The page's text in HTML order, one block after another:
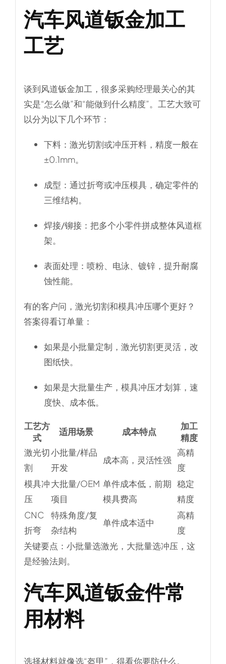
汽车风道钣金加工
工艺
谈到风道钣金加工，很多采购经理最关心的其
实是“怎么做”和“能做到什么精度”。工艺大致可
以分为以下几个环节：
下料：激光切割或冲压开料，精度一般在
±0.1mm。
成型 ：通过折弯或冲压模具，确定零件的
三维结构。
焊接/铆接：把多个小零件拼成整体风道框
架。
表面处理 ：喷粉、电泳、镀锌，提升耐腐
蚀性能。
有的客户问，激光切割和模具冲压哪个更好？
答案得看订单量：
如果是小批量定制，激光切割更灵活，改
图纸快。
如果是大批量生产，模具冲压才划算，速
度快、成本低。
工艺方
式
适用场景 成本特点
加工
精度
激光切
割
小批量/样品
开发
成本高，灵活性强
高精
度
模具冲
压
大批量/OEM
项目
单件成本低，前期
模具费高
稳定
精度
CNC
折弯
特殊角度/复
杂结构
单件成本适中
高精
度
关键要点：小批量选激光，大批量选冲压，这
是经验法则。
汽车风道钣金件常
用材料
选择材料就像选“盔甲”，得看你要防什么。